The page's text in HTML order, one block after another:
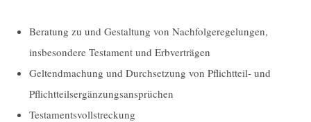
Beratung zu und Gestaltung von Nachfolgeregelungen,
insbesondere Testament und Erbverträgen
Geltendmachung und Durchsetzung von Pflichtteil- und
Pflichtteilsergänzungsansprüchen
Testamentsvollstreckung